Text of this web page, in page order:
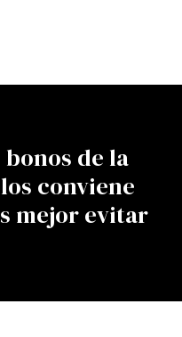
de la
conviene
mejor evitar